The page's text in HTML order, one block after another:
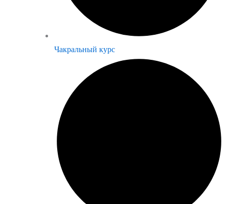
Чакральный курс